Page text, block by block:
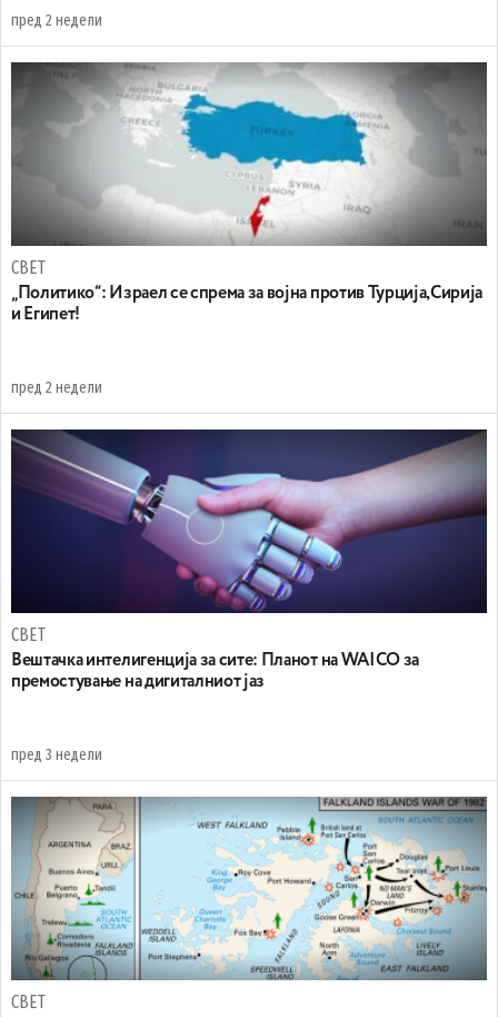
пред 2 недели
СВЕТ
„Политико“: Израел се спрема за војна против Турција,Сирија
и Египет!
пред 2 недели
СВЕТ
Вештачка интелигенција за сите: Планот на WAICO за
премостување на дигиталниот јаз
пред 3 недели
СВЕТ